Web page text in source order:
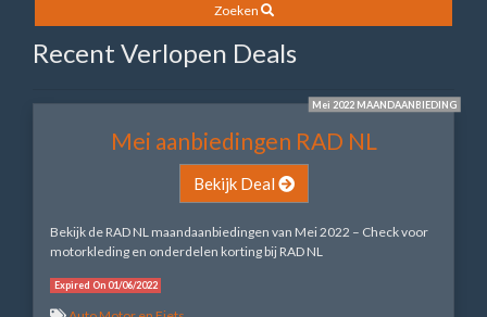
Zoeken
Recent Verlopen Deals
Mei 2022 MAANDAANBIEDING
Mei aanbiedingen RAD NL
Bekijk Deal
Bekijk de RAD NL maandaanbiedingen van Mei 2022 – Check voor
motorkleding en onderdelen korting bij RAD NL
Expired On 01/06/2022